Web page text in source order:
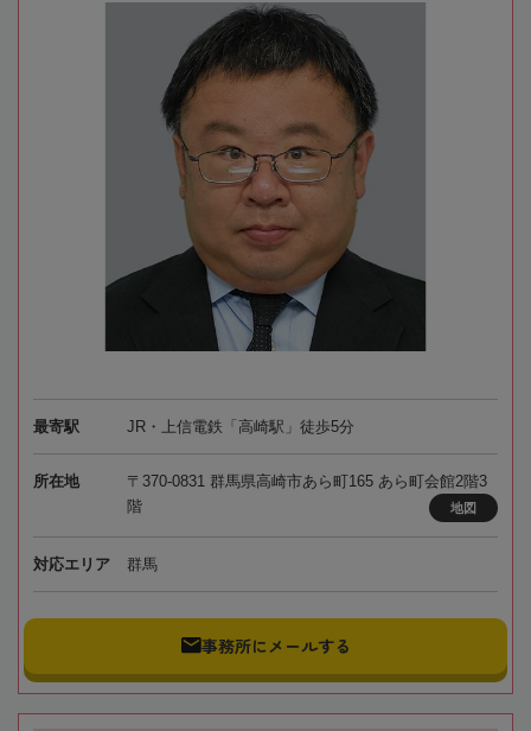
最寄駅 JR・上信電鉄「高崎駅」徒歩5分
所在地
〒370-0831 群馬県高崎市あら町165 あら町会館2階3
階
地図
対応エリア 群馬
事務所にメールする